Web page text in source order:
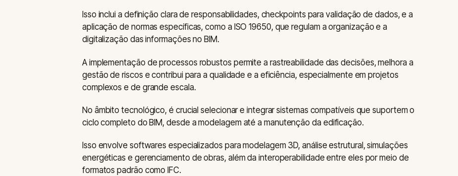
Isso inclui a definição clara de responsabilidades, checkpoints para validação de dados, e a
aplicação de normas específicas, como a ISO 19650, que regulam a organização e a
digitalização das informações no BIM.
A implementação de processos robustos permite a rastreabilidade das decisões, melhora a
gestão de riscos e contribui para a qualidade e a eficiência, especialmente em projetos
complexos e de grande escala.
No âmbito tecnológico, é crucial selecionar e integrar sistemas compatíveis que suportem o
ciclo completo do BIM, desde a modelagem até a manutenção da edificação.
Isso envolve softwares especializados para modelagem 3D, análise estrutural, simulações
energéticas e gerenciamento de obras, além da interoperabilidade entre eles por meio de
formatos padrão como IFC.